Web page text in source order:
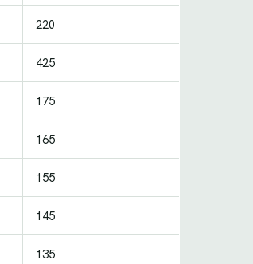
220
425
175
165
155
145
135